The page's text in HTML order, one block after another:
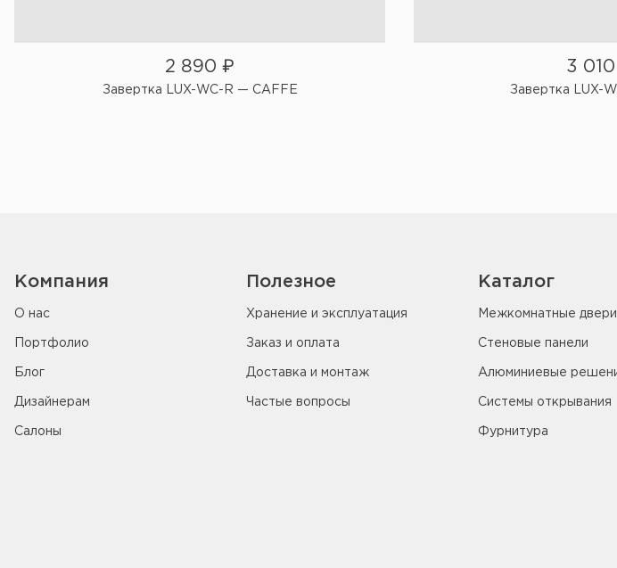
2 890 ₽
Завертка LUX-WC-R — CAFFE
3 010
Завертка LUX-
Компания
О нас
Портфолио
Блог
Дизайнерам
Салоны
Полезное
Хранение и эксплуатация
Заказ и оплата
Доставка и монтаж
Частые вопросы
Каталог
Межкомнатные двери
Стеновые панели
Алюминиевые
Системы открывания
Фурнитура